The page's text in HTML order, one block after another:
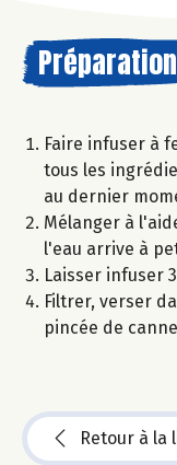
Préparation
Faire infuser à
tous les
au dernier
Mélanger à
l'eau arrive à
Laisser infuser
Filtrer, verser
pincée de
Retour à la